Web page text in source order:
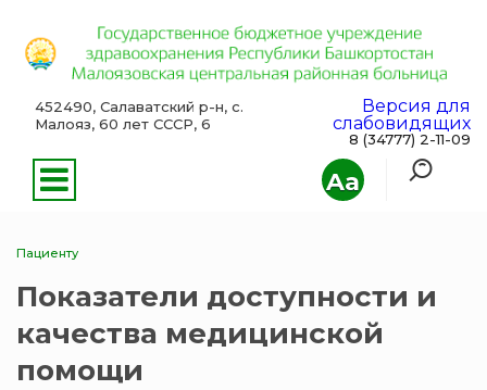
Aa
452490, Салаватский р-н, с.
Малояз, 60 лет СССР, 6
Версия для
слабовидящих
8 (34777) 2-11-09
Пациенту
Показатели доступности и
качества медицинской
помощи